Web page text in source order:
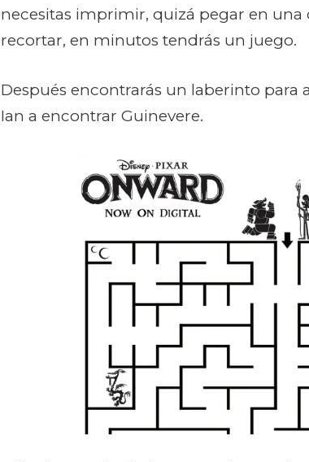
necesitas imprimir, quizá pegar en
recortar, en minutos tendrás un juego.
Después encontrarás un laberinto para
Ian a encontrar Guinevere.